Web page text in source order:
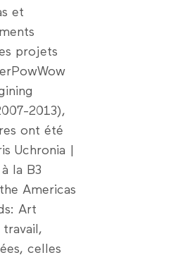
et
projets
2013),
ont été
Uchronia |
la B3
Americas
Art
celles